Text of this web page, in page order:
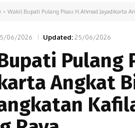
Wakil Bupati Pulang Pisau H.Ahmad Jayadikarta
06/2026 Updated:25/06/2026
Pulang
Angkat